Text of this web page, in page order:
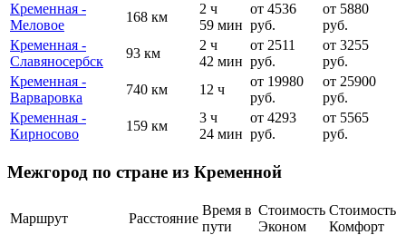
Кременная -
Меловое
168 км
2 ч
59 мин
от 4536
руб.
от 5880
руб.
Кременная -
Славяносербск
93 км
2 ч
42 мин
от 2511
руб.
от 3255
руб.
Кременная -
Варваровка
740 км 12 ч
от 19980
руб.
от 25900
руб.
Кременная -
Кирносово
159 км
3 ч
24 мин
от 4293
руб.
от 5565
руб.
Межгород по стране из Кременной
Маршрут Расстояние
Время в
пути
Стоимость
Эконом
Стоимость
Комфорт